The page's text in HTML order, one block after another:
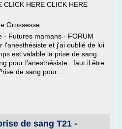
CLICK HERE CLICK HERE
Grossesse
- Futures mamans - FORUM
l'anesthésiste et j'ai oublié de lui
est valable la prise de sang
pour l'anesthésiste : faut il être
de sang pour...
de sang T21 -